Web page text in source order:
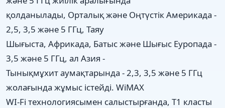
қолданылады, Орталық және Оңтүстік Америкада -
2,5, 3,5 және 5 ГГц, Таяу
Шығыста, Африкада, Батыс және Шығыс Еуропада -
3,5 және 5 ГГц, ал Азия -
Тынықмұхит аумақтарында - 2,3, 3,5 және 5 ГГц
жолағында жұмыс істейді. WiMAX
WI-Fi технологиясымен салыстырғанда, Т1 класты